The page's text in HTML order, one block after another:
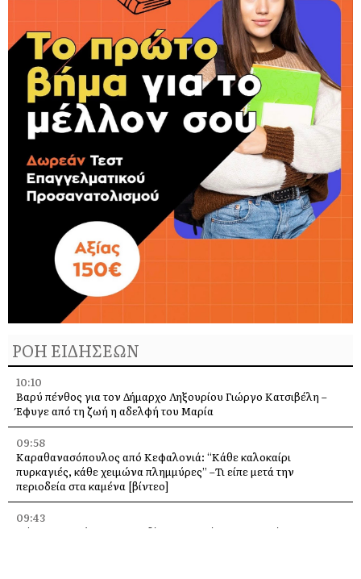
ΡΟΗ ΕΙΔΗΣΕΩΝ
10:10
Βαρύ πένθος για τον Δήμαρχο Ληξουρίου Γιώργο Κατσιβέλη –
Έφυγε από τη ζωή η αδελφή του Μαρία
09:58
Καραθανασόπουλος από Κεφαλονιά: “Κάθε καλοκαίρι
πυρκαγιές, κάθε χειμώνα πλημμύρες” –Τι είπε μετά την
περιοδεία στα καμένα [βίντεο]
09:43
Πάρος: Νεκρό 4χρονο παιδί που εντοπίστηκε σε πισίνα beach